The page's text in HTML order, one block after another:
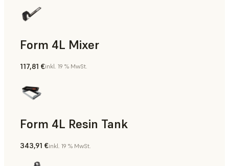
Form 4L Mixer
117,81 €inkl. 19 % MwSt.
Form 4L Resin Tank
343,91 €inkl. 19 % MwSt.